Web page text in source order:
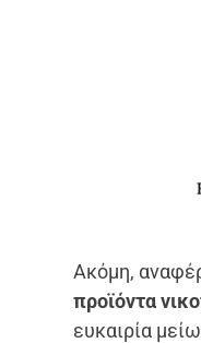
Ακόμη,
προϊόντα
ευκαιρία